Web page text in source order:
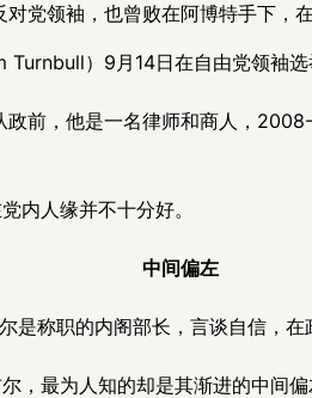
党领袖，也曾败在阿博特手下，
）9月14日在自由党领袖
前，他是一名律师和商人，
内人缘并不十分好。
中间偏左
是称职的内阁部长，言谈自信，
，最为人知的却是其渐进的中间